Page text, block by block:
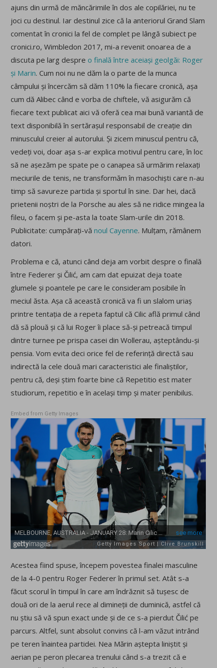
ajuns din urmă de măncărimile în dos ale copilăriei, nu te
joci cu destinul. Iar destinul zice că la anteriorul Grand Slam
comentat în cronici la fel de complet pe lângă subiect pe
cronici.ro, Wimbledon 2017, mi-a revenit onoarea de a
discuta pe larg despreo finală între aceiași geolgăi: Roger
și Marin. Cum noi nu ne dăm la o parte de la munca
câmpului și încercăm să dăm 110% la fiecare cronică, așa
cum dă Alibec când e vorba de chiftele, vă asigurăm că
fiecare text publicat aici vă oferă cea mai bună variantă de
text disponibilă în sertărașul responsabil de creație din
minusculul creier al autorului. Și zicem minuscul pentru că,
vedeți voi, doar așa s-ar explica motivul pentru care, în loc
să ne așezăm pe spate pe o canapea să urmărim relaxați
meciurile de tenis, ne transformăm în masochiști care n-au
timp să savureze partida și sportul în sine. Dar hei, dacă
prietenii noștri de la Porsche au ales să ne ridice mingea la
fileu, o facem și pe-asta la toate Slam-urile din 2018.
Publicitate: cumpărați-vănoul Cayenne. Mulțam, rămânem
datori.
Problema e că, atunci când deja am vorbit despre o finală
între Federer și Čilić, am cam dat epuizat deja toate
glumele și poantele pe care le consideram posibile în
meciul ăsta. Așa că această cronică va fi un slalom uriaș
printre tentația de a repeta faptul că Cilic află primul când
dă să plouă și că lui Roger îi place să-și petreacă timpul
dintre turnee pe prispa casei din Wollerau, așteptându-și
pensia. Vom evita deci orice fel de referință directă sau
indirectă la cele două mari caracteristici ale finaliștilor,
pentru că, deși știm foarte bine că Repetitio est mater
studiorum, repetitio e în același timp și mater penibilus.
Embed from Getty Images
Acestea fiind spuse, începem povestea finalei masculine
de la 4-0 pentru Roger Federer în primul set. Atât s-a
făcut scorul în timpul în care am îndrăznit să tușesc de
două ori de la aerul rece al dimineții de duminică, astfel că
nu știu să vă spun exact unde și de ce s-a pierdut Čilić pe
parcurs. Altfel, sunt absolut convins că l-am văzut intrând
pe teren înaintea partidei. Nea Mărin aștepta liniștit și
aerian pe peron plecarea trenului când s-a trezit că e